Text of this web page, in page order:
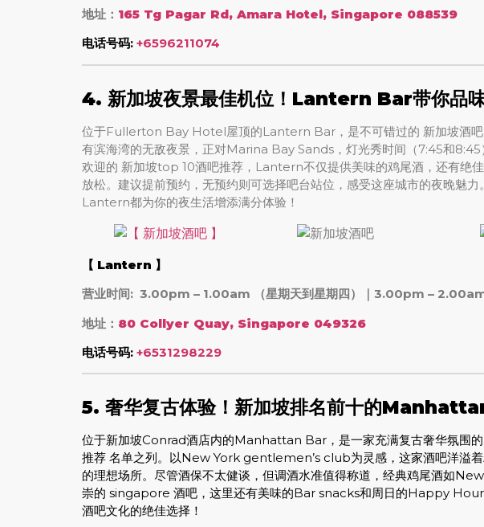
地址： 165 Tg Pagar Rd, Amara Hotel, Singapore 088539
电话号码: +6596211074
4. 新加坡夜景最佳机位！Lantern Bar带你品
位于Fullerton Bay Hotel屋顶的Lantern Bar，是不可错过的 新加坡酒
有滨海湾的无敌夜景，正对Marina Bay Sands，灯光秀时间（7:45和8:45
欢迎的 新加坡top 10酒吧推荐，Lantern不仅提供美味的鸡尾酒，还有绝
放松。建议提前预约，无预约则可选择吧台站位，感受这座城市的夜晚魅力
Lantern都为你的夜生活增添满分体验！
【 Lantern 】
营业时间: 3.00pm – 1.00am （星期天到星期四）｜3.00pm – 2.00am
地址： 80 Collyer Quay, Singapore 049326
电话号码: +6531298229
5. 奢华复古体验！新加坡排名前十的
位于新加坡Conrad酒店内的Manhattan Bar，是一家充满复古奢华氛围
推荐 名单之列。以New York gentlemen’s club为灵感，这家酒吧洋溢着
的理想场所。尽管酒保不太健谈，但调酒水准值得称道，经典鸡尾酒如
崇的 singapore 酒吧，这里还有美味的Bar snacks和周日的Happy
酒吧文化的绝佳选择！